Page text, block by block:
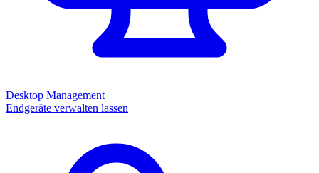
Desktop Management
Endgeräte verwalten lassen